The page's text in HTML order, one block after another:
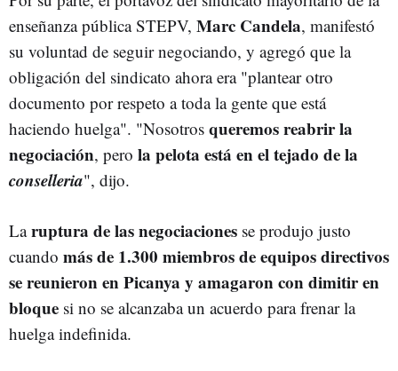
enseñanza pública STEPV, Marc Candela, manifestó
su voluntad de seguir negociando, y agregó que la
obligación del sindicato ahora era "plantear otro
documento por respeto a toda la gente que está
haciendo huelga". "Nosotros queremos reabrir la
negociación, pero la pelota está en el tejado de la
conselleria", dijo.
Laruptura de las negociaciones se produjo justo
cuando más de 1.300 miembros de equipos directivos
se reunieron en Picanya y amagaron con dimitir en
bloque si no se alcanzaba un acuerdo para frenar la
huelga indefinida.